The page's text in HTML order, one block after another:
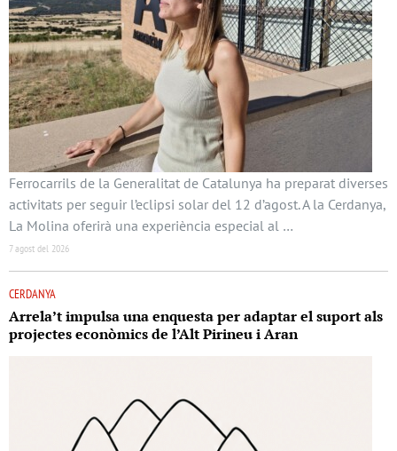
Ferrocarrils de la Generalitat de Catalunya ha preparat diverses
activitats per seguir l’eclipsi solar del 12 d’agost. A la Cerdanya,
La Molina oferirà una experiència especial al …
7 agost del 2026
CERDANYA
Arrela’t impulsa una enquesta per adaptar el suport als
projectes econòmics de l’Alt Pirineu i Aran